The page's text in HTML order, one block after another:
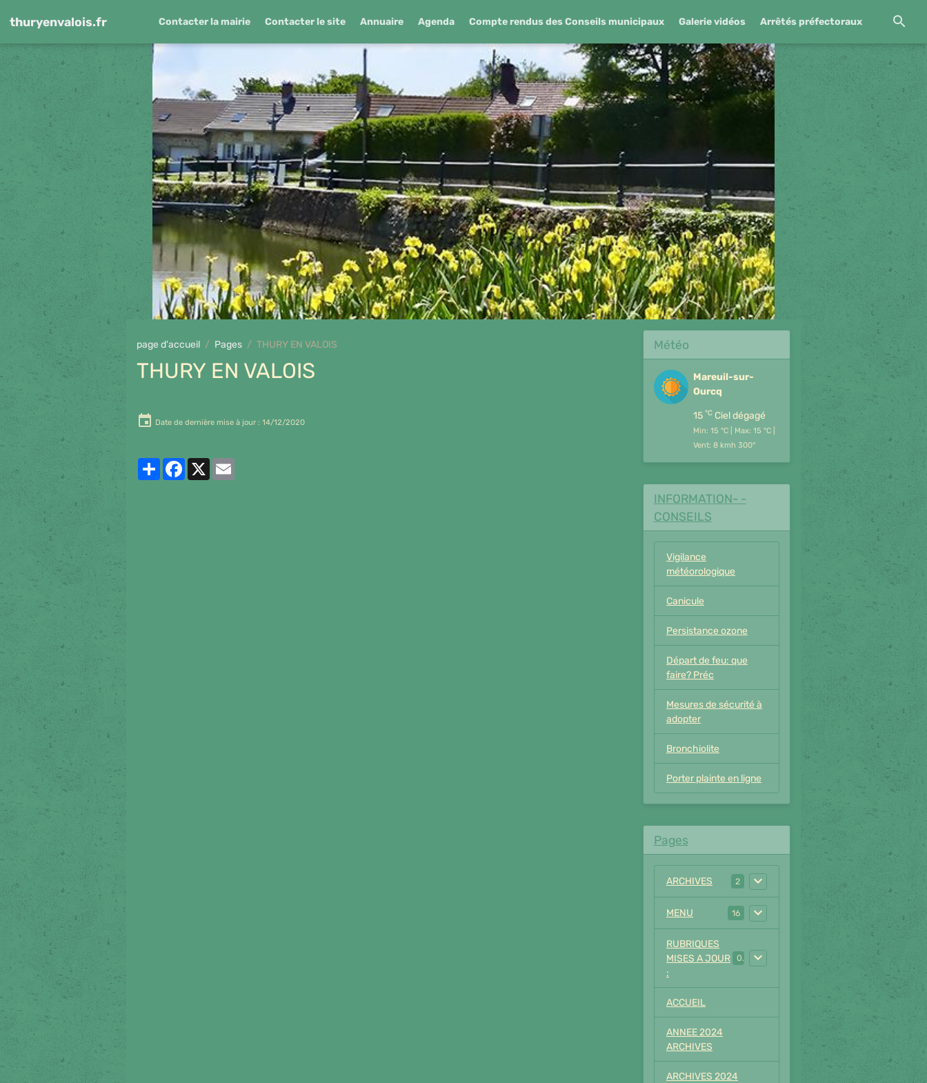
thuryenvalois.fr Contacter la mairie Contacter le site Annuaire Agenda Compte rendus des Conseils municipaux Galerie vidéos Arrêtés préfectoraux
page d'accueil Pages THURY EN VALOIS
THURY EN VALOIS
Date de dernière mise à jour : 14/12/2020
PartagerFacebook
X
Météo
Mareuil-sur-
Ourcq
15 °CCiel dégagé
Min: 15 °C | Max: 15 °C |
Vent: 8 kmh 300°
INFORMATION- -
CONSEILS
Vigilance
météorologique
Canicule
Persistance ozone
Départ de feu: que
faire? Préc
Mesures de sécurité à
adopter
Bronchiolite
Porter plainte en ligne
Pages
ARCHIVES 2
MENU 16
RUBRIQUES
MISES A JOUR
:
0
ACCUEIL
ANNEE 2024
ARCHIVES
ARCHIVES 2024